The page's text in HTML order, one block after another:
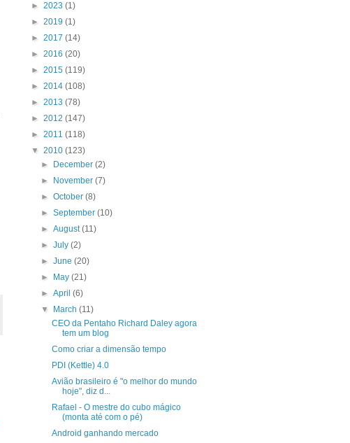
► 2023 (1)
► 2019 (1)
► 2017 (14)
► 2016 (20)
► 2015 (119)
► 2014 (108)
► 2013 (78)
► 2012 (147)
► 2011 (118)
▼ 2010 (123)
►
December(2)
►
November(7)
►October(8)
►September(10)
►August(11)
►July(2)
►June(20)
►
May(21)
►April(6)
▼
March(11)
CEO da Pentaho Richard Daley agora
tem um blog
Como criar a dimensão tempo
PDI (Kettle) 4.0
Avião brasileiro é "o melhor do mundo
hoje", diz d...
Rafael - O mestre do cubo mágico
(monta até com o pé)
Android ganhando mercado